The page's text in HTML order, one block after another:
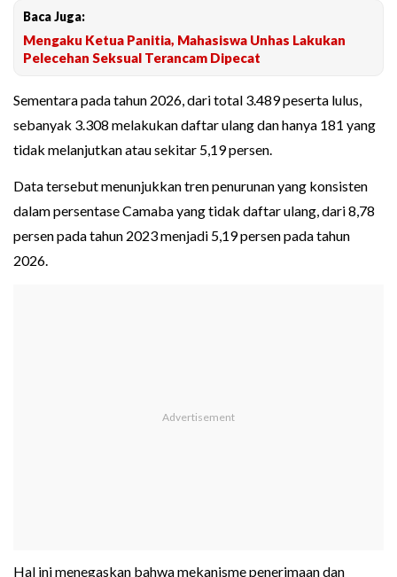
Baca Juga:
Mengaku Ketua Panitia, Mahasiswa Unhas Lakukan
Pelecehan Seksual Terancam Dipecat
Sementara pada tahun 2026, dari total 3.489 peserta lulus,
sebanyak 3.308 melakukan daftar ulang dan hanya 181 yang
tidak melanjutkan atau sekitar 5,19 persen.
Data tersebut menunjukkan tren penurunan yang konsisten
dalam persentase Camaba yang tidak daftar ulang, dari 8,78
persen pada tahun 2023 menjadi 5,19 persen pada tahun
2026.
Hal ini menegaskan bahwa mekanisme penerimaan dan